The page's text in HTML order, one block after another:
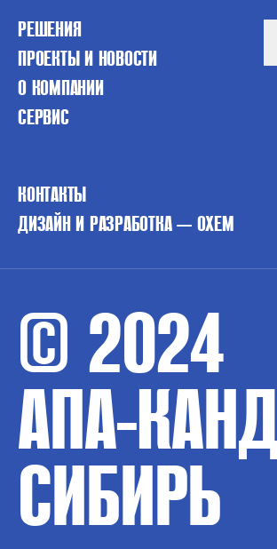
РЕШЕНИЯ
ПРОЕКТЫ И НОВОСТИ
О КОМПАНИИ
СЕРВИС
КОНТАКТЫ
ДИЗАЙН И РАЗРАБОТКА — OXEM
© 2024
АПА-
СИБИРЬ